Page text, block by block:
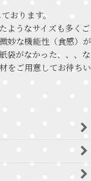
おります。
ようなサイズも多くご
妙な機能性（食感）が
袋がなかった、、、な
をご用意してお待ちい